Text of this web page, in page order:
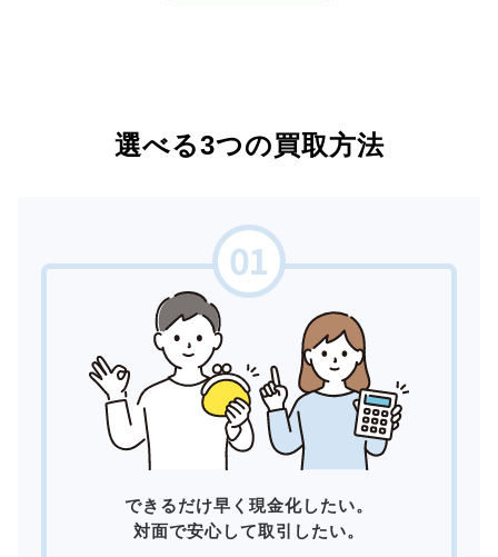
選べる3つの買取方法
できるだけ早く現金化したい。
対面で安心して取引したい。